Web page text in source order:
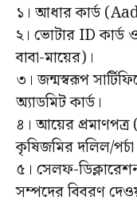
১। আধার কার্ড
২। ভোটার ID কার্ড
বাবা-মায়ের)।
৩। জন্মস্বরূপ
অ্যাডমিট কার্ড।
৪। আয়ের প্রমাণপত্র
কৃষিজমির দলিল/
৫। সেলফ-
সম্পদের বিবরণ